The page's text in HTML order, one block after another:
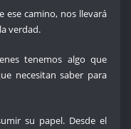
ese camino, nos llevará
verdad.
tenemos algo que
necesitan saber para
su papel. Desde el